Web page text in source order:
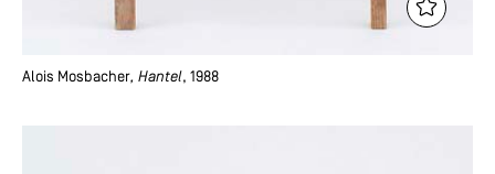
Alois Mosbacher, Hantel, 1988